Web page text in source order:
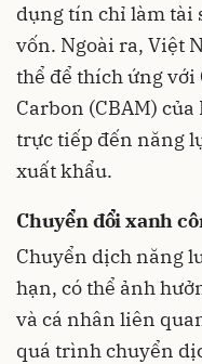
dụng tín chỉ làm tài
vốn. Ngoài ra, Việt
thể để thích ứng
Carbon (CBAM)
trực tiếp đến năng
xuất khẩu.
Chuyển đổi xanh
Chuyển dịch năng
hạn, có thể ảnh
và cá nhân liên
quá trình chuyển